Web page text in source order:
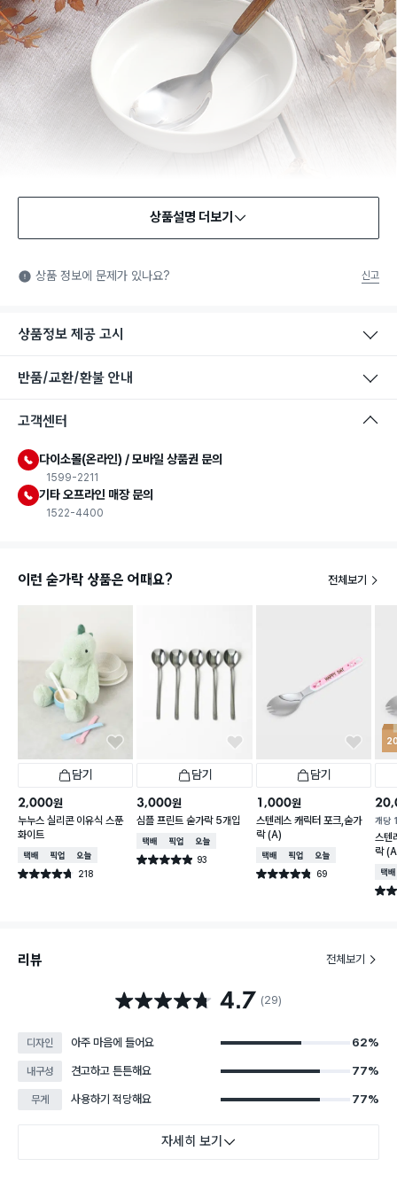
식품용 기구: 식품위생법에서 정한 규격에 따라 제조되어 식품 또
는 식품첨가물에 사용할 수 있는 식품용기구라는 표시입니다.
상품설명 더보기
상품 정보에 문제가 있나요? 신고
상품정보 제공 고시
반품/교환/환불 안내
고객센터
다이소몰(온라인) / 모바일 상품권 문의
1599-2211
기타 오프라인 매장 문의
1522-4400
이런 숟가락 상품은 어때요? 전체보기
담기
2,000원
누누스 실리콘 이유식 스푼
화이트
택배배송매장픽업오늘배송
별점 4.7점 218
건 작성
담기
3,000원
심플 프린트 숟가락 5개입
택배배송매장픽업오늘배송
별점 4.9점 93
건 작성
담기
1,000원
스텐레스 캐릭터 포크,숟가
락 (A)
택배배송매장픽업오늘배송
별점 4.8점 69
건 작성
개당
스텐
락
택배
별점
리뷰 전체보기
별점 4.7점 4.7 (29)
디자인 아주 마음에 들어요 62%
내구성 견고하고 튼튼해요 77%
무게 사용하기 적당해요 77%
자세히 보기